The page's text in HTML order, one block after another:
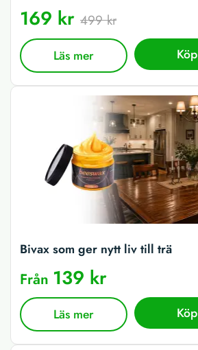
169 kr 499 kr
Läs mer Köp
Bivax som ger nytt liv till trä
Från 139 kr
Läs mer Köp